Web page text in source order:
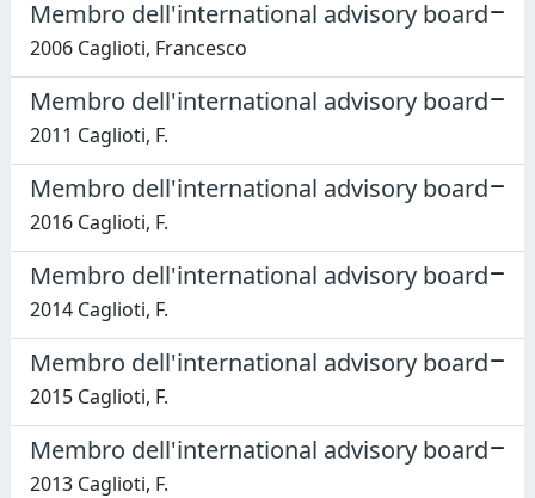
Membro dell'international advisory board
2006 Caglioti, Francesco
Membro dell'international advisory board
2011 Caglioti, F.
Membro dell'international advisory board
2016 Caglioti, F.
Membro dell'international advisory board
2014 Caglioti, F.
Membro dell'international advisory board
2015 Caglioti, F.
Membro dell'international advisory board
2013 Caglioti, F.